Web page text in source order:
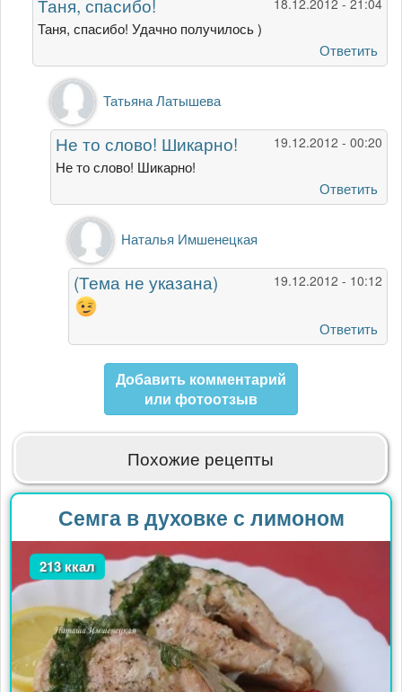
красавец,
твой
от
Татьяна
18.12.2012 - 21:04
Таня, спасибо!
Таня, спасибо! Удачно получилось )
Ответить
Ответ
на
Таня,
спасибо!
от
Имшенецкая
Татьяна Латышева
19.12.2012 - 00:20
Не то слово! Шикарно!
Не то слово! Шикарно!
Ответить
Ответ
на
Не
то
слово!
Шикарно!
от
Татьяна
Латышева
Наталья Имшенецкая
19.12.2012 - 10:12
(Тема не указана)
Ответить
Добавить комментарий
или фотоотзыв
Похожие рецепты
Семга в духовке с лимоном
213 ккал